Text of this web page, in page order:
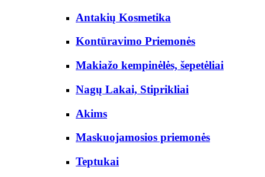
Antakių Kosmetika
Kontūravimo Priemonės
Makiažo kempinėlės, šepetėliai
Nagų Lakai, Stiprikliai
Akims
Maskuojamosios priemonės
Teptukai